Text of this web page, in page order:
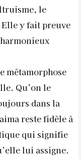
le
y fait preuve
métamorphose
Qu’on le
dans la
reste fidèle à
qui signifie
lui assigne.